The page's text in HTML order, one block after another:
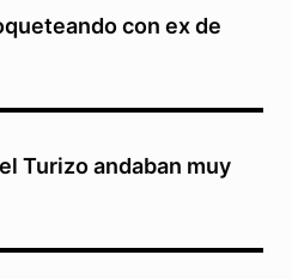
con ex de
Turizo andaban muy